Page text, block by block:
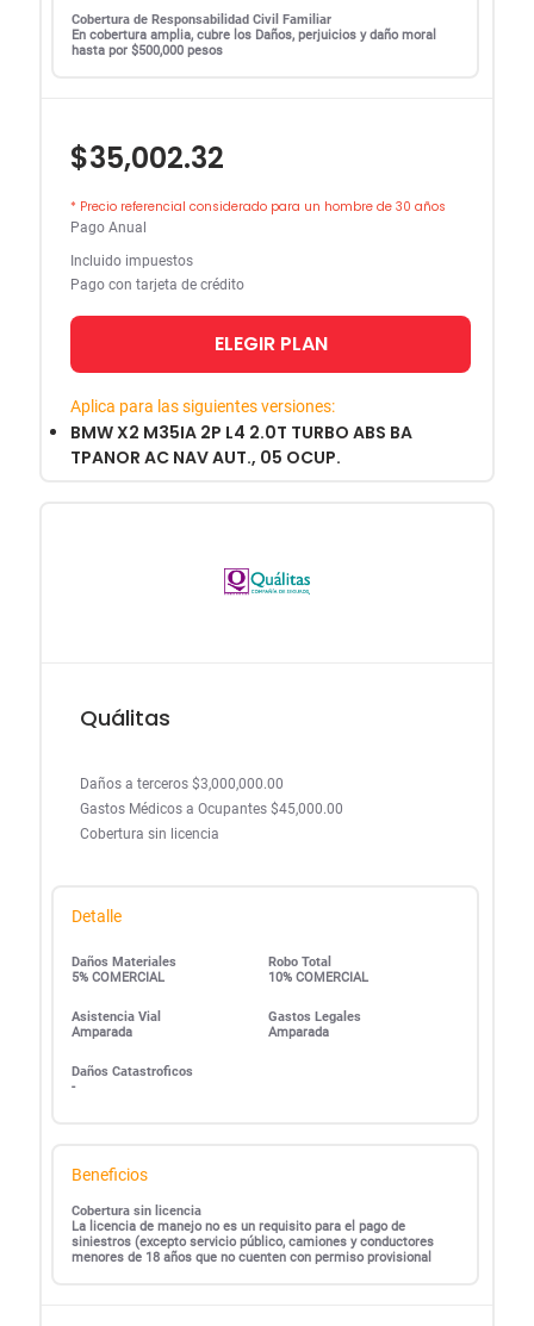
Cobertura de Responsabilidad Civil Familiar
En cobertura amplia, cubre los Daños, perjuicios y daño moral
hasta por $500,000 pesos
$35,002.32
* Precio referencial considerado para un hombre de 30 años
Pago Anual
Incluido impuestos
Pago con tarjeta de crédito
ELEGIR PLAN
Aplica para las siguientes versiones:
BMW X2 M35IA 2P L4 2.0T TURBO ABS BA
TPANOR AC NAV AUT., 05 OCUP.
Quálitas
Daños a terceros $3,000,000.00
Gastos Médicos a Ocupantes $45,000.00
Cobertura sin licencia
Detalle
Daños Materiales
5% COMERCIAL
Robo Total
10% COMERCIAL
Asistencia Vial
Amparada
Gastos Legales
Amparada
Daños Catastroficos
-
Beneficios
Cobertura sin licencia
La licencia de manejo no es un requisito para el pago de
siniestros (excepto servicio público, camiones y conductores
menores de 18 años que no cuenten con permiso provisional